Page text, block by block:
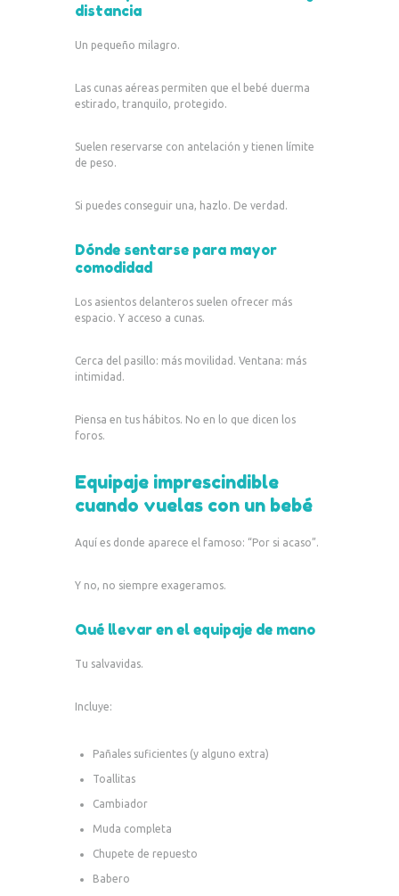
distancia
Un pequeño milagro.
Las cunas aéreas permiten que el bebé duerma
estirado, tranquilo, protegido.
Suelen reservarse con antelación y tienen límite
de peso.
Si puedes conseguir una, hazlo. De verdad.
Dónde sentarse para mayor
comodidad
Los asientos delanteros suelen ofrecer más
espacio. Y acceso a cunas.
Cerca del pasillo: más movilidad. Ventana: más
intimidad.
Piensa en tus hábitos. No en lo que dicen los
foros.
Equipaje imprescindible
cuando vuelas con un bebé
Aquí es donde aparece el famoso: “Por si acaso”.
Y no, no siempre exageramos.
Qué llevar en el equipaje de mano
Tu salvavidas.
Incluye:
Pañales suficientes (y alguno extra)
Toallitas
Cambiador
Muda completa
Chupete de repuesto
Babero